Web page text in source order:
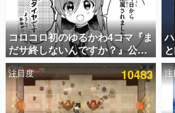
ゲームの企画書
名作ゲームクリエイター
聞きし、ヒットする企画
きます。
赫本
この物語を解いてはいけ
の形をした短編ホラー小
コロコロ初のゆるかわ4コマ『ま
だサ終しないんですか？』公開
スタート。主人公は新入社員の
侘石ダイヤ、ゲーム会社を舞台
にトラブルへ対応する社員たち
を描く
注目度 10483 注